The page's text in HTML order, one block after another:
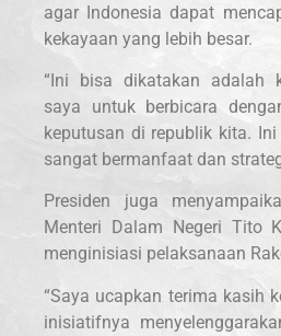
agar Indonesia dapat
kekayaan yang lebih besar.
“Ini bisa dikatakan adalah
saya untuk berbicara
keputusan di republik kita.
sangat bermanfaat dan
Presiden juga
Menteri Dalam Negeri Tito
menginisiasi pelaksanaan
“Saya ucapkan terima kasih
inisiatifnya